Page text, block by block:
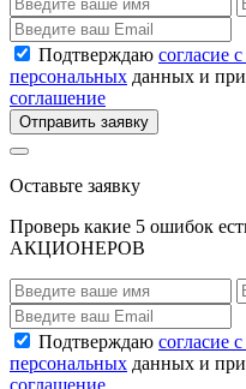
Подтверждаю согласие
персональных данных и
соглашение
Отправить заявку
Оставьте заявку
Проверь какие 5 ошибок
АКЦИОНЕРОВ
Подтверждаю согласие
персональных данных и
соглашение